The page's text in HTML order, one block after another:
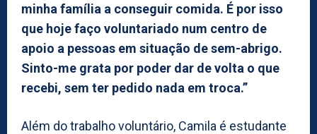
minha família a conseguir comida. É por isso
que hoje faço voluntariado num centro de
apoio a pessoas em situação de sem-abrigo.
Sinto-me grata por poder dar de volta o que
recebi, sem ter pedido nada em troca.”
Além do trabalho voluntário, Camila é estudante